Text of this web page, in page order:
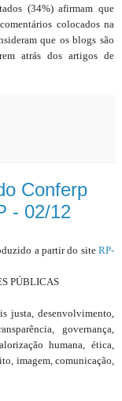
(34%) afirmam que
colocados na
que os blogs são
atrás dos artigos de
Conferp
- 02/12
a partir do site RP-
PÚBLICAS
justa, desenvolvimento,
governança,
humana, ética,
imagem, comunicação,